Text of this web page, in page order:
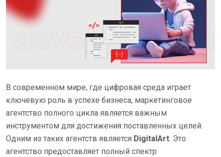
В современном мире, где цифровая среда играет
ключевую роль в успехе бизнеса, маркетинговое
агентство полного цикла является важным
инструментом для достижения поставленных целей.
Одним из таких агентств является DigitalArt. Это
агентство предоставляет полный спектр